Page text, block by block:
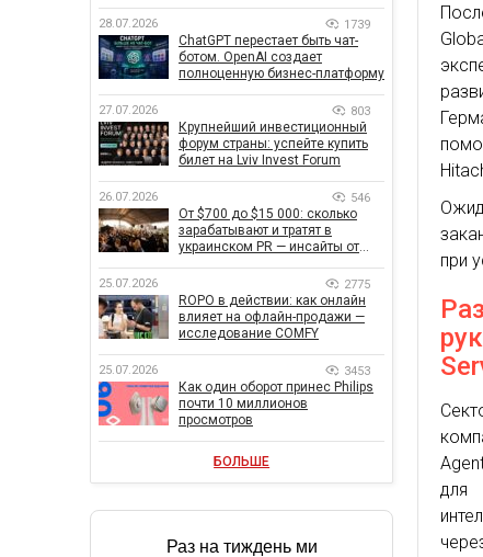
при
для
28.07.2026 1739
ChatGPT перестает быть чат-
ботом. OpenAI создает
полноценную бизнес-платформу
27.07.2026 803
Крупнейший инвестиционный
форум страны: успейте купить
билет на Lviv Invest Forum
26.07.2026 546
От $700 до $15 000: сколько
зарабатывают и тратят в
украинском PR — инсайты от
25.07.2026 2775
ROPO в действии: как онлайн
влияет на офлайн-продажи —
исследование COMFY
25.07.2026 3453
Как один оборот принес Philips
почти 10 миллионов
просмотров
БОЛЬШЕ
Раз на тиждень ми